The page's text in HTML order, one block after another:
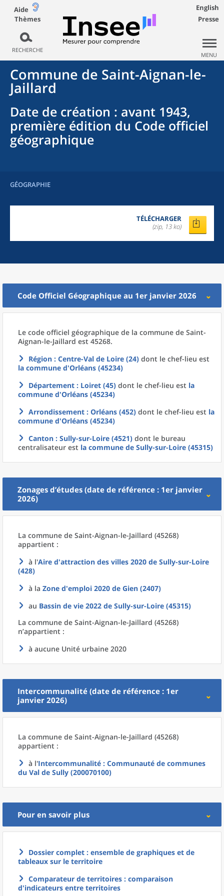
Aide
Thèmes
RECHERCHE
English
Presse
MENU
Commune de Saint-Aignan-le-
Jaillard
Date de création : avant 1943,
première édition du Code officiel
géographique
GÉOGRAPHIE
TÉLÉCHARGER
(zip, 13 ko)
Code Officiel Géographique au 1er janvier 2026
Le code officiel géographique de la commune de Saint-
Aignan-le-Jaillard est 45268.
Région : Centre-Val de Loire (24) dont le chef-lieu est
la commune d'Orléans (45234)
Département : Loiret (45) dont le chef-lieu est la
commune d'Orléans (45234)
Arrondissement : Orléans (452) dont le chef-lieu est la
commune d'Orléans (45234)
Canton : Sully-sur-Loire (4521) dont le bureau
centralisateur est la commune de Sully-sur-Loire (45315)
Zonages d’études (date de référence : 1er janvier
2026)
La commune de Saint-Aignan-le-Jaillard (45268)
appartient :
à l'Aire d'attraction des villes 2020 de Sully-sur-Loire
(428)
à la Zone d'emploi 2020 de Gien (2407)
au Bassin de vie 2022 de Sully-sur-Loire (45315)
La commune de Saint-Aignan-le-Jaillard (45268)
n’appartient :
à aucune Unité urbaine 2020
Intercommunalité (date de référence : 1er
janvier 2026)
La commune de Saint-Aignan-le-Jaillard (45268)
appartient :
à l'Intercommunalité : Communauté de communes
du Val de Sully (200070100)
Pour en savoir plus
Dossier complet : ensemble de graphiques et de
tableaux sur le territoire
Comparateur de territoires : comparaison
d'indicateurs entre territoires